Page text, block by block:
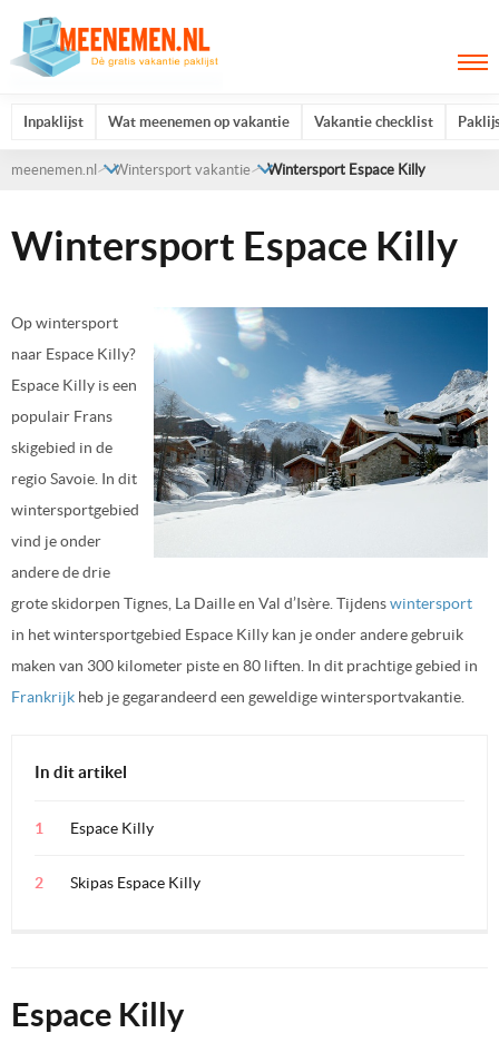
Inpaklijst Wat meenemen op vakantie Vakantie checklist
meenemen.nl Wintersport vakantie Wintersport Espace Killy
Wintersport Espace Killy
Op wintersport
naar Espace Killy?
Espace Killy is een
populair Frans
skigebied in de
regio Savoie. In dit
wintersportgebied
vind je onder
andere de drie
grote skidorpen Tignes, La Daille en Val d’Isère. Tijdenswintersport
in het wintersportgebied Espace Killy kan je onder andere gebruik
maken van 300 kilometer piste en 80 liften. In dit prachtige gebied in
Frankrijk heb je gegarandeerd een geweldige wintersportvakantie.
In dit artikel
Espace Killy
Skipas Espace Killy
Espace Killy